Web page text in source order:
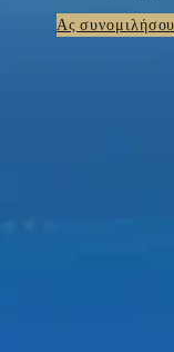
Ας